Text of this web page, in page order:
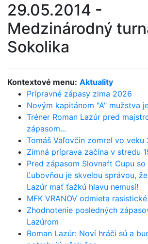
Kontextové menu: Aktuality
Prípravné zápasy zima 2026
Novým kapitánom "A" mužstva
Tréner Roman Lazúr pred
zápasom...
Tomáš Vaľovčin zomrel vo veku
Zimná príprava začína v stredu
Pred zápasom Slovnaft Cupu so
Ľubovňou je skvelou správou,
Lazúr mať ťažkú hlavu nemusí!
MFK VRANOV odmieta
Zhodnotenie posledných
Lazúrom
Roman Lazúr: Noví hráči sú a
29.05.2014 -
Medzinárodný
Sokolika